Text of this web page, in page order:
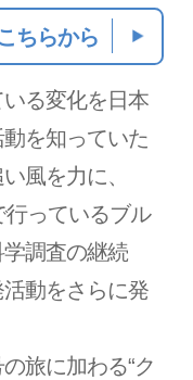
ちらから
る変化を日本
を知っていた
風を力に、
行っているブル
調査の継続
動をさらに発
旅に加わる“ク